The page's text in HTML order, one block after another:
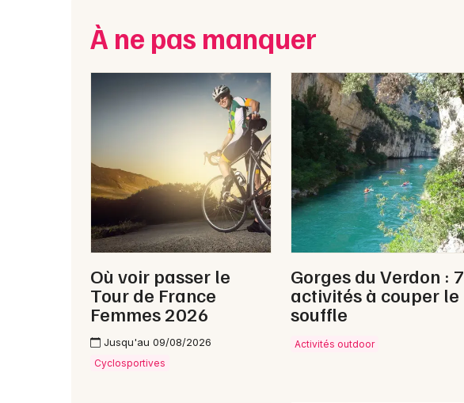
À ne pas manquer
Où voir passer le
Tour de France
Femmes 2026
Jusqu'au 09/08/2026
Cyclosportives
Gorges du Verdon : 7
activités à couper le
souffle
Activités outdoor